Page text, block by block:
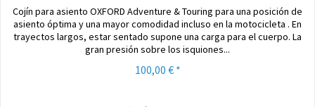
Cojín para asiento OXFORD Adventure & Touring para una posición de
asiento óptima y una mayor comodidad incluso en la motocicleta . En
trayectos largos, estar sentado supone una carga para el cuerpo. La
gran presión sobre los isquiones...
100,00 € *